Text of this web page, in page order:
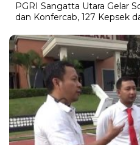
PGRI Sangatta Utara Gelar
dan Konfercab, 127 Kepsek